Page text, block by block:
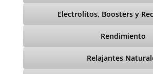
Electrolitos, Boosters y
Rendimiento
Relajantes